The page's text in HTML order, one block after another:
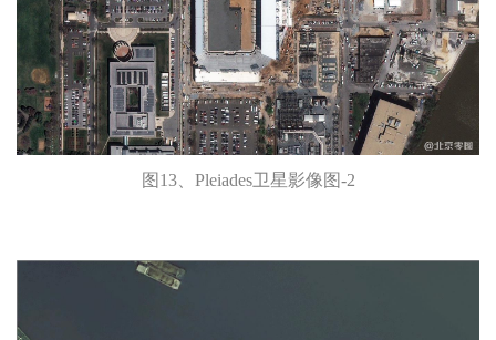
图13、Pleiades卫星影像图-2